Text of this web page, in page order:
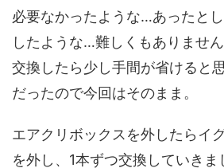
必要なかったような…あったと
したような…難しくもありませ
交換したら少し手間が省けると
だったので今回はそのまま。
エアクリボックスを外したらイ
を外し、1本ずつ交換していきま